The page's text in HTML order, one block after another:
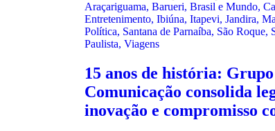
Araçariguama, Barueri, Brasil e Mundo,
Entretenimento, Ibiúna, Itapevi, Jandira,
Política, Santana de Parnaíba, São Roque,
Paulista, Viagens
15 anos de história:
Comunicação consolida
inovação e compromisso